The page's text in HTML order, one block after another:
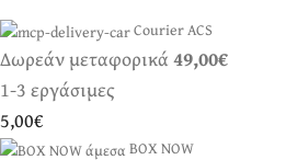
Courier ACS
Δωρεάν μεταφορικά49,00€
1-3 εργάσιμες
5,00€
BOX NOW